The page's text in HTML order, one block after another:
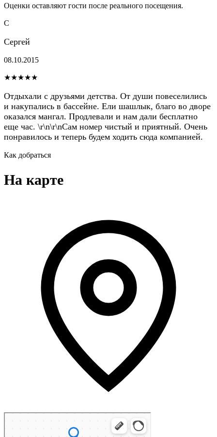
Оценки оставляют гости после реального посещения.
С
Сергей
08.10.2015
★★★★★
Отдыхали с друзьями детства. От души повеселились
и накупались в бассейне. Ели шашлык, благо во дворе
оказался мангал. Продлевали и нам дали бесплатно
еще час. \r\n\r\nСам номер чистый и приятный. Очень
понравилось и теперь будем ходить сюда компанией.
Как добраться
На карте